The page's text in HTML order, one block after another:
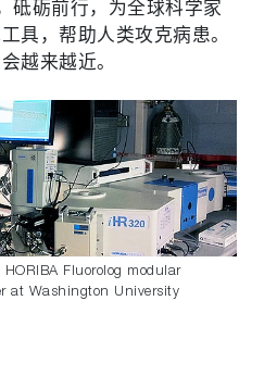
砥砺前行，为全球科学家
具，帮助人类攻克病患。
越来越近。
Fluorolog modular
at Washington University